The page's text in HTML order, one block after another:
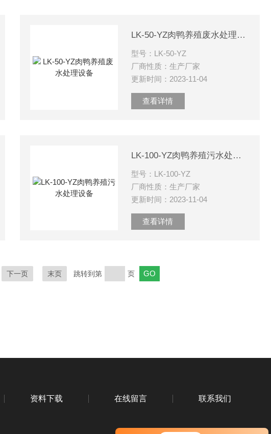
LK-50-YZ肉鸭养殖废水处理设备
型号：LK-50-YZ
厂商性质：生产厂家
更新时间：2023-11-04
查看详情
LK-100-YZ肉鸭养殖污水处理设备
型号：LK-100-YZ
厂商性质：生产厂家
更新时间：2023-11-04
查看详情
下一页 末页 跳转到第 页
资料下载 在线留言 联系我们